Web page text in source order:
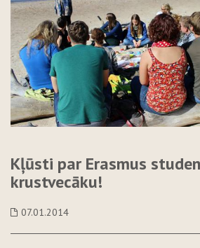
Kļūsti par Erasmus
krustvecāku!
07.01.2014